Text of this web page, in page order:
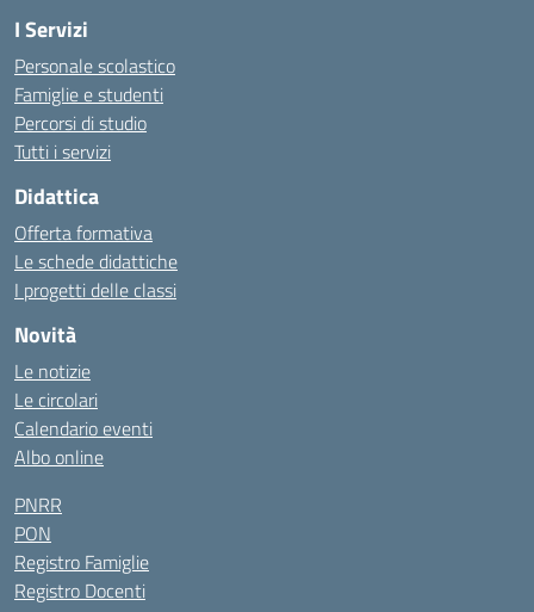
I Servizi
Personale scolastico
Famiglie e studenti
Percorsi di studio
Tutti i servizi
Didattica
Offerta formativa
Le schede didattiche
I progetti delle classi
Novità
Le notizie
Le circolari
Calendario eventi
Albo online
PNRR
PON
Registro Famiglie
Registro Docenti